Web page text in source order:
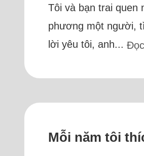
Tôi và bạn trai quen
phương một người,
lời yêu tôi, anh...
Mỗi năm tôi